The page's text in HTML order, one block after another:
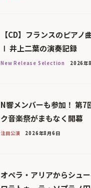
【CD】フランスのピアノ
Ⅰ 井上二葉の演奏記録
New Release Selection 2026年
N響メンバーも参加！ 第7
ク音楽祭がまもなく開幕
注目公演 2026年8月6日
オペラ・アリアからシュ